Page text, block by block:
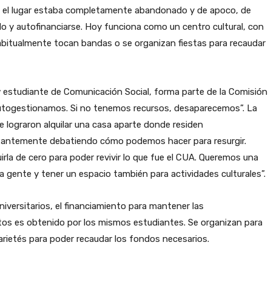
lugar estaba completamente abandonado y de apoco, de
y autofinanciarse. Hoy funciona como un centro cultural, con
tocan bandas o se organizan fiestas para recaudar
de Comunicación Social, forma parte de la Comisión
Si no tenemos recursos, desaparecemos”. La
alquilar una casa aparte donde residen
debatiendo cómo podemos hacer para resurgir.
de cero para poder revivir lo que fue el CUA. Queremos una
gente y tener un espacio también para actividades culturales”.
el financiamiento para mantener las
es obtenido por los mismos estudiantes. Se organizan para
para poder recaudar los fondos necesarios.